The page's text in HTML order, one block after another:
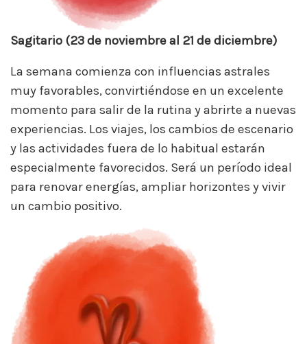
Sagitario (23 de noviembre al 21 de diciembre)
La semana comienza con influencias astrales
muy favorables, convirtiéndose en un excelente
momento para salir de la rutina y abrirte a nuevas
experiencias. Los viajes, los cambios de escenario
y las actividades fuera de lo habitual estarán
especialmente favorecidos. Será un período ideal
para renovar energías, ampliar horizontes y vivir
un cambio positivo.